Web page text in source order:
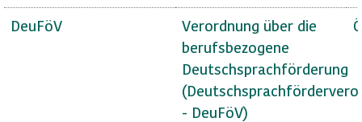
DeuFöV
Verordnung über die
berufsbezogene
Deutschsprachförderung
- DeuFöV)